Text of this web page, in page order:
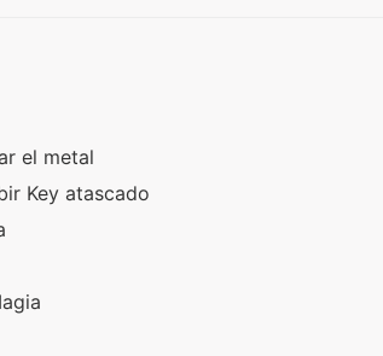
el metal
Key atascado